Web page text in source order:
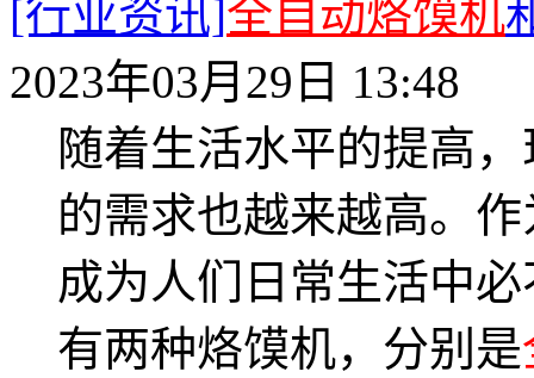
[行业资讯]全自动烙馍机
2023年03月29日 13:48
随着生活水平的提高
的需求也越来越高。
成为人们日常生活中
有两种烙馍机，分别是